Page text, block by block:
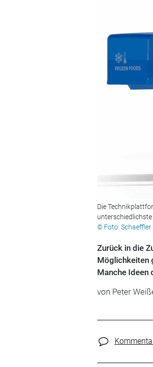
Die
© Foto: Schaeffler
Zurück in die
Möglichkeiten
Manche Ideen
von Peter